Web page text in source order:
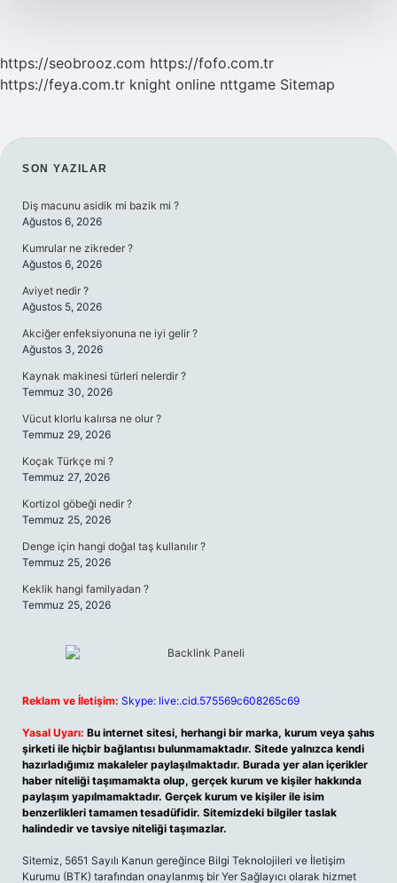
https://seobrooz.com https://fofo.com.tr
https://feya.com.tr knight online nttgame Sitemap
SIDEBAR
SON YAZILAR
Diş macunu asidik mi bazik mi ?
Ağustos 6, 2026
Kumrular ne zikreder ?
Ağustos 6, 2026
Aviyet nedir ?
Ağustos 5, 2026
Akciğer enfeksiyonuna ne iyi gelir ?
Ağustos 3, 2026
Kaynak makinesi türleri nelerdir ?
Temmuz 30, 2026
Vücut klorlu kalırsa ne olur ?
Temmuz 29, 2026
Koçak Türkçe mi ?
Temmuz 27, 2026
Kortizol göbeği nedir ?
Temmuz 25, 2026
Denge için hangi doğal taş kullanılır ?
Temmuz 25, 2026
Keklik hangi familyadan ?
Temmuz 25, 2026
Reklam ve İletişim: Skype: live:.cid.575569c608265c69
Yasal Uyarı: Bu internet sitesi, herhangi bir marka, kurum veya şahıs
şirketi ile hiçbir bağlantısı bulunmamaktadır. Sitede yalnızca kendi
hazırladığımız makaleler paylaşılmaktadır. Burada yer alan içerikler
haber niteliği taşımamakta olup, gerçek kurum ve kişiler hakkında
paylaşım yapılmamaktadır. Gerçek kurum ve kişiler ile isim
benzerlikleri tamamen tesadüfidir. Sitemizdeki bilgiler taslak
halindedir ve tavsiye niteliği taşımazlar.
Sitemiz, 5651 Sayılı Kanun gereğince Bilgi Teknolojileri ve İletişim
Kurumu (BTK) tarafından onaylanmış bir Yer Sağlayıcı olarak hizmet